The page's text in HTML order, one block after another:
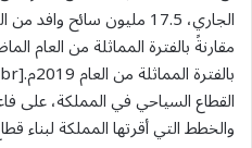
القطاع السياحي في المملكة، على
والخطط التي أقرتها المملكة لبناء